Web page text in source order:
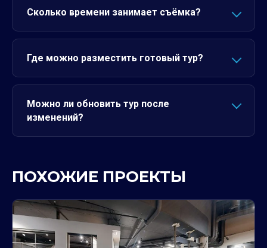
Сколько времени занимает съёмка?
Где можно разместить готовый тур?
Можно ли обновить тур после
изменений?
ПОХОЖИЕ ПРОЕКТЫ